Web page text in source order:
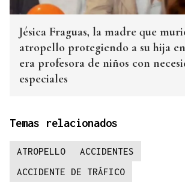
Jésica Fraguas, la madre que
atropello protegiendo a su hija
era profesora de niños con
especiales
Temas relacionados
ATROPELLO
ACCIDENTES
ACCIDENTE DE TRÁFICO